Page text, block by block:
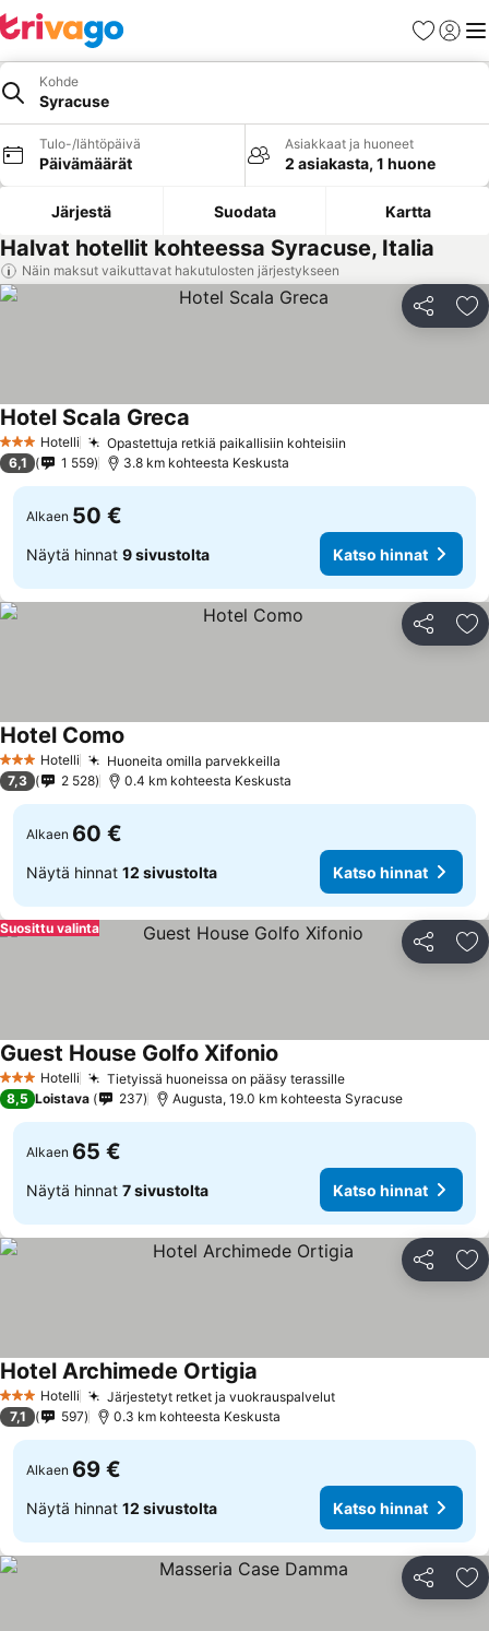
Suosikit
Kohde
Syracuse
Tulo-/lähtöpäivä
Päivämäärät
Asiakkaat ja huoneet
2 asiakasta, 1 huone
Järjestä Suodata Kartta
Halvat hotellit kohteessa Syracuse, Italia
Näin maksut vaikuttavat hakutulosten järjestykseen
Jaa
3 Tähtiluokitus
Hotelli Opastettuja retkiä paikallisiin kohteisiin
Hotel Scala Greca
6,1 1 559 3.8 km kohteesta Keskusta
Alkaen 50 €
Näytä hinnat 9 sivustolta Katso hinnat
Jaa
3 Tähtiluokitus
Hotelli Huoneita omilla parvekkeilla
Hotel Como
7,3 2 528 0.4 km kohteesta Keskusta
Alkaen 60 €
Näytä hinnat 12 sivustolta Katso hinnat
Jaa
Suosittu valinta
3 Tähtiluokitus
Hotelli Tietyissä huoneissa on pääsy terassille
Guest House Golfo Xifonio
8,5 Loistava 237 Augusta, 19.0 km kohteesta Syracuse
Alkaen 65 €
Näytä hinnat 7 sivustolta Katso hinnat
Jaa
3 Tähtiluokitus
Hotelli Järjestetyt retket ja vuokrauspalvelut
Hotel Archimede Ortigia
7,1 597 0.3 km kohteesta Keskusta
Alkaen 69 €
Näytä hinnat 12 sivustolta Katso hinnat
Jaa